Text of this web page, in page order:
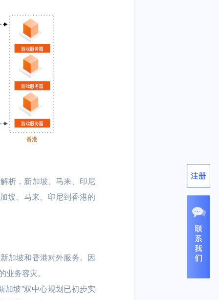
析，新加坡、马来、印尼
坡、马来、印尼到香港的
加坡和香港对外服务。因
业务容灾。
坡”双中心规划已初步实